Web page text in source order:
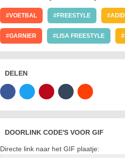
VOETBAL FREESTYLE
GARNIER LISA FREESTYLE
DELEN
DOORLINK CODE'S VOOR GIF
Directe link naar het GIF plaatje: